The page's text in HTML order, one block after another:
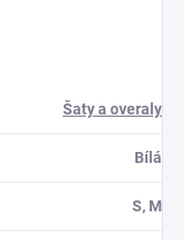
Šaty a overaly
Bílá
S, M